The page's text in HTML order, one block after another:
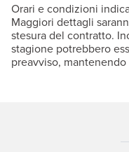
Orari e condizioni
Maggiori dettagli
stesura del contratto.
stagione potrebbero
preavviso,